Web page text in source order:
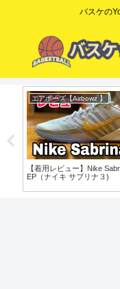
バスケの
エアボーズ【Airbowz 】
【着用レビュー】Nike
EP（ナイキ サブリナ３)